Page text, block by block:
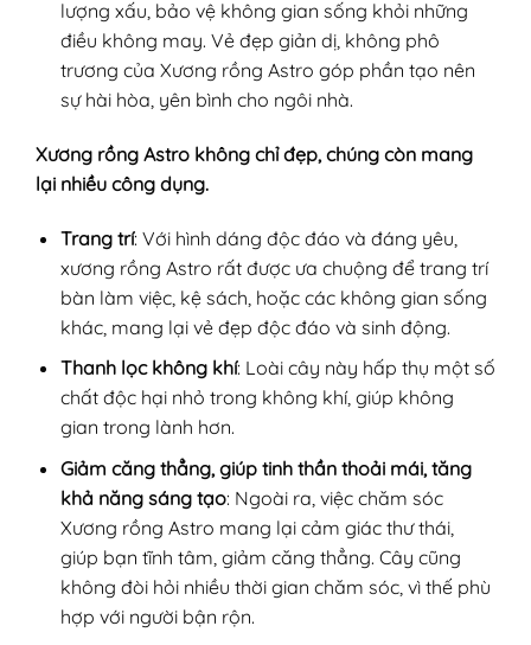
lượng xấu, bảo vệ không gian sống khỏi những
điều không may. Vẻ đẹp giản dị, không phô
trương của Xương rồng Astro góp phần tạo nên
sự hài hòa, yên bình cho ngôi nhà.
Xương rồng Astro không chỉ đẹp, chúng còn mang
lại nhiều công dụng.
Trang trí: Với hình dáng độc đáo và đáng yêu,
xương rồng Astro rất được ưa chuộng để trang trí
bàn làm việc, kệ sách, hoặc các không gian sống
khác, mang lại vẻ đẹp độc đáo và sinh động.
Thanh lọc không khí: Loài cây này hấp thụ một số
chất độc hại nhỏ trong không khí, giúp không
gian trong lành hơn.
Giảm căng thẳng, giúp tinh thần thoải mái, tăng
khả năng sáng tạo: Ngoài ra, việc chăm sóc
Xương rồng Astro mang lại cảm giác thư thái,
giúp bạn tĩnh tâm, giảm căng thẳng. Cây cũng
không đòi hỏi nhiều thời gian chăm sóc, vì thế phù
hợp với người bận rộn.